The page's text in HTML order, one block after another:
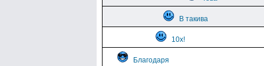
В такива
10х!
Благодаря